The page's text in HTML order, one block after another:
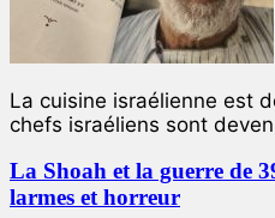
La cuisine israélienne est
chefs israéliens sont
La Shoah et la guerre de
larmes et horreur